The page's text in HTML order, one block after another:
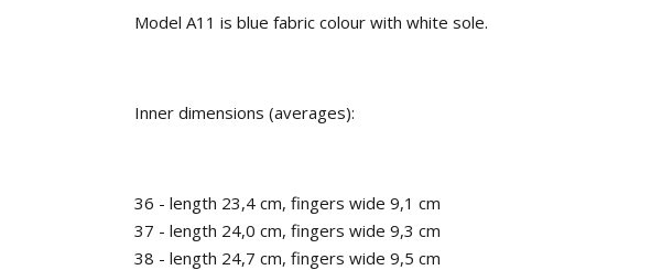
Model A11 is blue fabric colour with white sole.
Inner dimensions (averages):
36 - length 23,4 cm, fingers wide 9,1 cm
37 - length 24,0 cm, fingers wide 9,3 cm
38 - length 24,7 cm, fingers wide 9,5 cm